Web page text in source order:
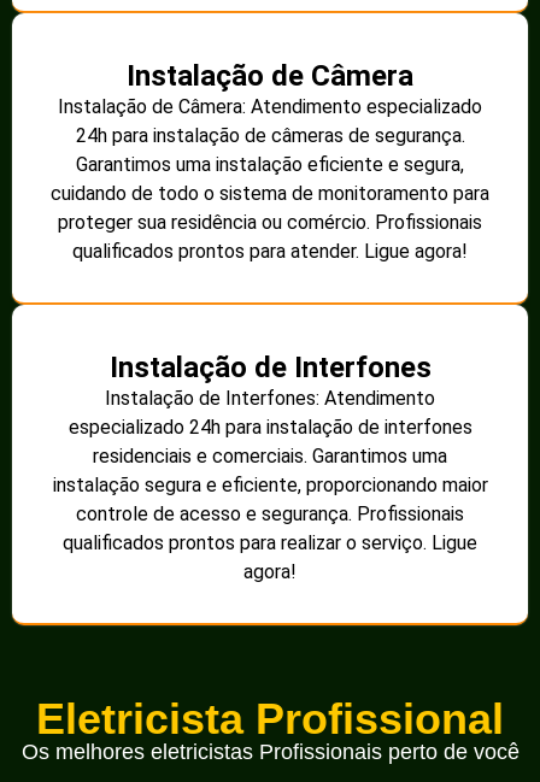
Instalação de Câmera
Instalação de Câmera: Atendimento especializado
24h para instalação de câmeras de segurança.
Garantimos uma instalação eficiente e segura,
cuidando de todo o sistema de monitoramento para
proteger sua residência ou comércio. Profissionais
qualificados prontos para atender. Ligue agora!
Instalação de Interfones
Instalação de Interfones: Atendimento
especializado 24h para instalação de interfones
residenciais e comerciais. Garantimos uma
instalação segura e eficiente, proporcionando maior
controle de acesso e segurança. Profissionais
qualificados prontos para realizar o serviço. Ligue
agora!
Eletricista Profissional
Os melhores eletricistas Profissionais perto de você